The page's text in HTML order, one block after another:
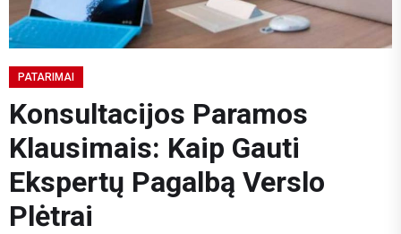
PATARIMAI
Konsultacijos Paramos
Klausimais: Kaip Gauti
Ekspertų Pagalbą Verslo
Plėtrai